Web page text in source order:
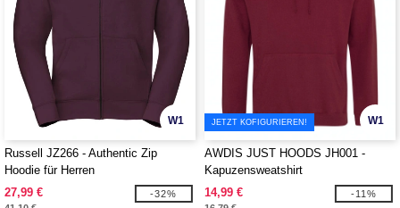
W1
Russell JZ266 - Authentic Zip
Hoodie für Herren
27,99 €
-32%
W1
JETZT KOFIGURIEREN!
AWDIS JUST HOODS JH001 -
Kapuzensweatshirt
14,99 €
-11%